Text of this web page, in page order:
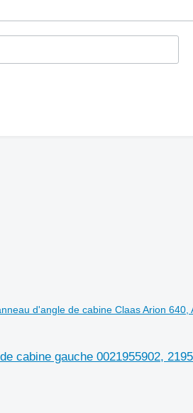
d'angle de cabine Claas Arion 640,
cabine gauche 0021955902,